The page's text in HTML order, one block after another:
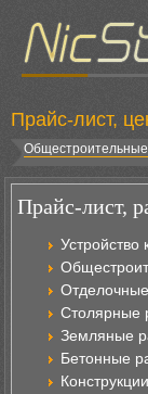
Прайс-лист,
Прайс-лист,
Устройство
Столярные
Земляные
Бетонные